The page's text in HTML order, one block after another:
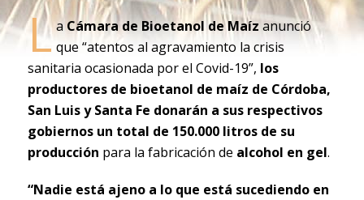
L a Cámara de Bioetanol de Maíz anunció
que “atentos al agravamiento la crisis
sanitaria ocasionada por el Covid-19”, los
productores de bioetanol de maíz de Córdoba,
San Luis y Santa Fe donarán a sus respectivos
gobiernos un total de 150.000 litros de su
producción para la fabricación de alcohol en gel.
“Nadie está ajeno a lo que está sucediendo en